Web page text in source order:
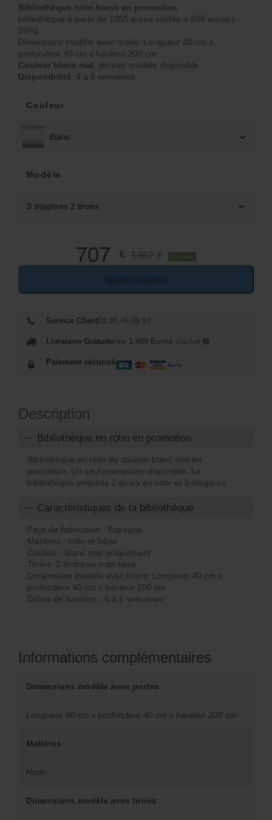
Bibliothèque rotin blanc en promotion
bibliothèque à partir de 1055 euros soldée à 686 euros (-
35%)
Dimensions modèle avec tiroirs: Longueur 40 cm x
profondeur 40 cm x hauteur 200 cm
Couleur blanc mat , dernier modèle disponible
Disponibilité : 4 à 6 semaines.
Couleur
Blanc
Modèle
3 étagères 2 tiroirs
1 087€
L
e
p
ri
é
t
a
it
:
1
7
€
707 €
L
e
p
l
e
s
t
:
7
.
En stock
Ajouter au panier
Service Client 02.98.46.09.93
Livraison Gratuitedès 1 400 Euros d'achat
Paiement sécurisé
Description
Bibliothèque en rotin en promotion
Bibliothèque en rotin de couleur blanc mat en
promotion. Un seul exemplaire disponible. La
bibliothèque possède 2 tiroirs en rotin et 3 étagères.
Caractéristiques de la bibliothèque
Pays de fabrication : Espagne
Matières : rotin et frêne
Couleur : blanc mat uniquement
Tiroirs: 2 tiroirs en rotin tissé
Dimensions modèle avec tiroirs: Longueur 40 cm x
profondeur 40 cm x hauteur 200 cm
Délais de livraison : 4 à 6 semaines
Informations complémentaires
Dimensions modèle avec portes
Longueur 60 cm x profondeur 40 cm x hauteur 200 cm
Matières
Rotin
Dimensions modèle avec tiroirs